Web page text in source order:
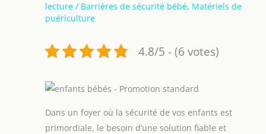
lecture / Barrières de sécurité bébé, Matériels de
puériculture
4.8/5 - (6 votes)
Dans un foyer où la sécurité de vos enfants est
primordiale, le besoin d’une solution fiable et